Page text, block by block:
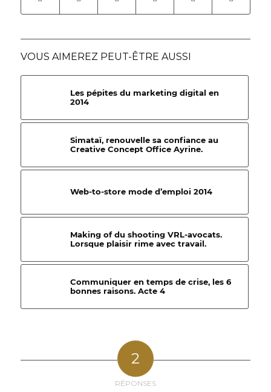
VOUS AIMEREZ PEUT-ÊTRE AUSSI
Les pépites du marketing digital en
2014
Simataï, renouvelle sa confiance au
Creative Concept Office Ayrine.
Web-to-store mode d’emploi 2014
Making of du shooting VRL-avocats.
Lorsque plaisir rime avec travail.
Communiquer en temps de crise, les 6
bonnes raisons. Acte 4
2
RÉPONSES